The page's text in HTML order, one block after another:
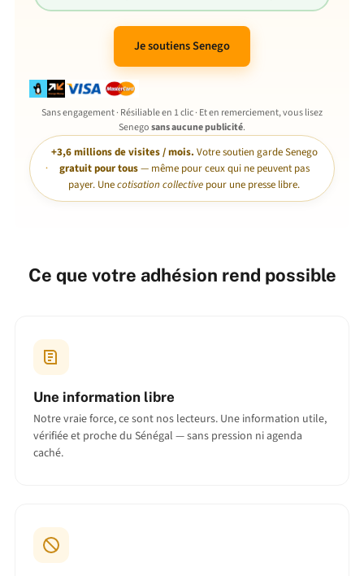
Je soutiens Senego
Sans engagement · Résiliable en 1 clic · Et en remerciement, vous lisez
Senegosans aucune publicité.
+3,6 millions de visites / mois. Votre soutien garde Senego
gratuit pour tous— même pour ceux qui ne peuvent pas
payer. Unecotisation collective pour une presse libre.
Ce que votre adhésion rend possible
Une information libre
Notre vraie force, ce sont nos lecteurs. Une information utile,
vérifiée et proche du Sénégal — sans pression ni agenda
caché.